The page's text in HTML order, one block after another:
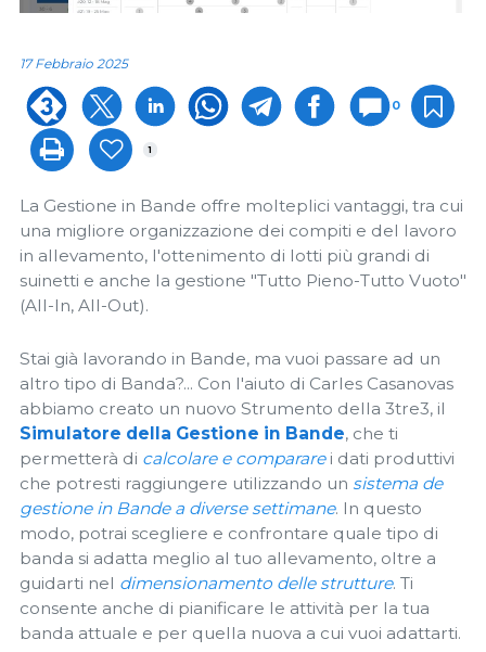
17 Febbraio 2025
0
1
La Gestione in Bande offre molteplici vantaggi, tra cui
una migliore organizzazione dei compiti e del lavoro
in allevamento, l'ottenimento di lotti più grandi di
suinetti e anche la gestione "Tutto Pieno-Tutto Vuoto"
(All-In, All-Out).
Stai già lavorando in Bande, ma vuoi passare ad un
altro tipo di Banda?... Con l'aiuto di Carles Casanovas
abbiamo creato un nuovo Strumento della 3tre3, il
Simulatore della Gestione in Bande, che ti
permetterà di calcolare e compararei dati produttivi
che potresti raggiungere utilizzando un sistema de
gestione in Bande a diverse settimane. In questo
modo, potrai scegliere e confrontare quale tipo di
banda si adatta meglio al tuo allevamento, oltre a
guidarti nel dimensionamento delle strutture. Ti
consente anche di pianificare le attività per la tua
banda attuale e per quella nuova a cui vuoi adattarti.